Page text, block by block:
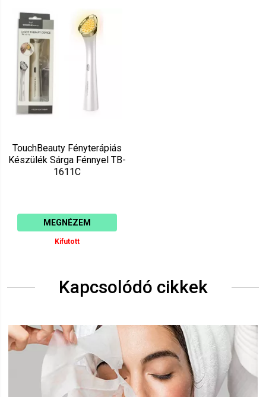
TouchBeauty Fényterápiás
Készülék Sárga Fénnyel TB-
1611C
MEGNÉZEM
Kifutott
Kapcsolódó cikkek